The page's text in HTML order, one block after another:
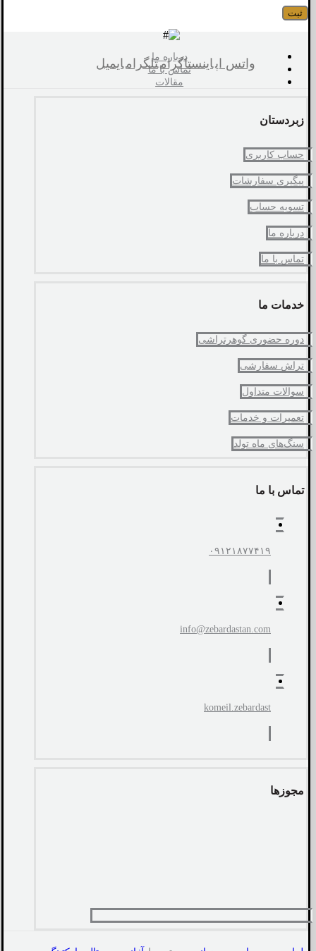
درباره ما
تماس با ما
مقالات
واتس اپاینستاگرامتلگرامایمیل
زبردستان
حساب کاربری
پیگیری سفارشات
تسویه حساب
درباره ما
تماس با ما
خدمات ما
دوره حضوری گوهرتراشی
تراش سفارشی
سوالات متداول
تعمیرات و خدمات
سنگ‌های ماه تولد
تماس با ما
۰۹۱۲۱۸۷۷۴۱۹
info@zebardastan.com
komeil.zebardast
مجوزها